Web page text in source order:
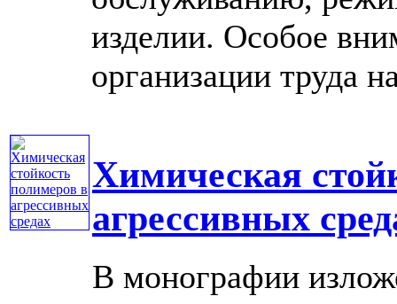
изделии. Особое
организации труда
Химическая
агрессивных
В монографии